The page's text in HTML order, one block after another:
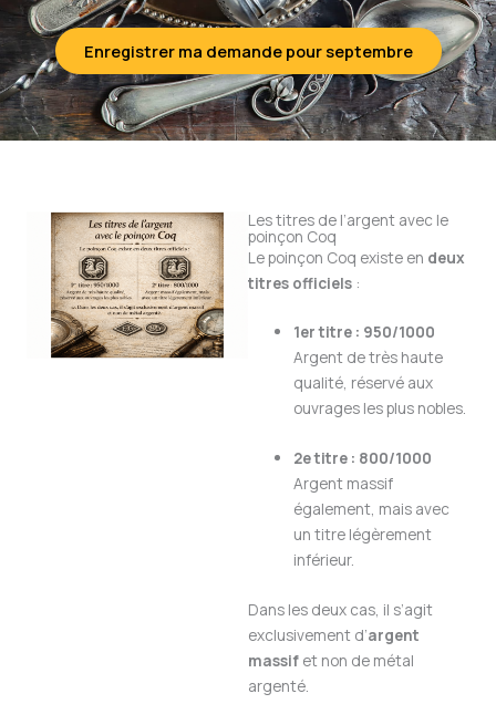
Enregistrer ma demande pour septembre
Les titres de l’argent avec le
poinçon Coq
Le poinçon Coq existe en deux
titres officiels :
1er titre : 950/1000
Argent de très haute
qualité, réservé aux
ouvrages les plus nobles.
2e titre : 800/1000
Argent massif
également, mais avec
un titre légèrement
inférieur.
Dans les deux cas, il s’agit
exclusivement d’argent
massif et non de métal
argenté.